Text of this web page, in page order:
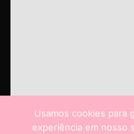
Usamos cookies para
experiência em nosso